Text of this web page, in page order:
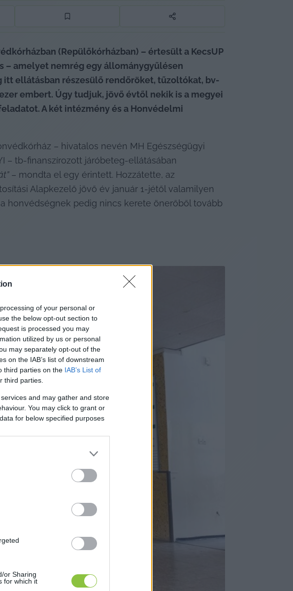
of your personal or
the below opt-out section to
is processed you may
utilized by us or personal
may separately opt-out of the
on the IAB’s list of downstream
third parties on the IAB’s List of
third parties.
and may gather and store
You may click to grant or
for below specified purposes
or Sharing
for which it
(Repülőkórházban) – értesült a KecsUP
– amelyet nemrég egy állománygyűlésen
ellátásban részesülő rendőröket, tűzoltókat, bv-
embert. Úgy tudjuk, jövő évtől nekik is a megyei
A két intézmény és a Honvédelmi
– hivatalos nevén MH Egészségügyi
– tb-finanszírozott járóbeteg-ellátásában
– mondta el egy érintett. Hozzátette, az
Alapkezelő jövő év január 1-jétől valamilyen
honvédségnek pedig nincs kerete önerőből tovább